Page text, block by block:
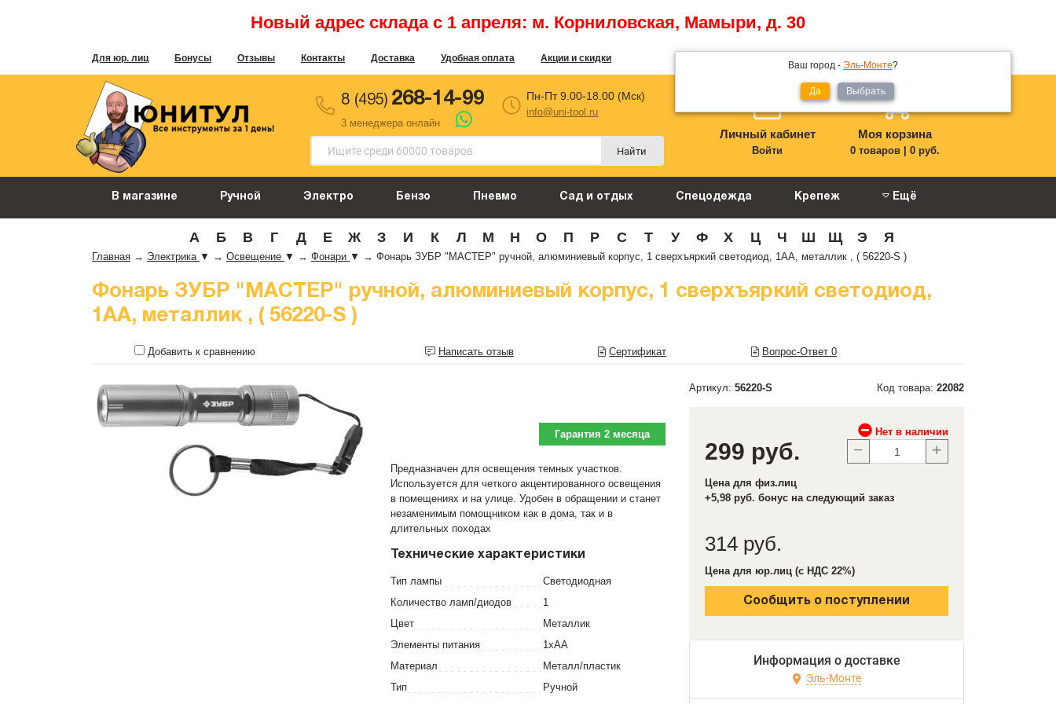
Новый адрес склада с 1 апреля: м. Корниловская, Мамыри, д. 30
Для юр. лиц Бонусы Отзывы Контакты Доставка Удобная оплата Акции и скидки
Ваш город - Эль-Монте?
Да Выбрать
8 (495) 268-14-99
3 менеджера онлайн
Пн-Пт 9.00-18.00 (Мск)
info@uni-tool.ru
Найти
Личный кабинет
Войти
Моя корзина
0 товаров| 0 руб.
В магазине Ручной Электро Бензо Пневмо Сад и отдых Спецодежда Крепеж Ещё
А Б В Г Д Е Ж З И К Л М Н О П Р С Т У Ф Х Ц Ч Ш Щ Э Я
Главная → Электрика ▼ → Освещение ▼ → Фонари ▼ → Фонарь ЗУБР "МАСТЕР" ручной, алюминиевый корпус, 1 сверхъяркий светодиод, 1АА, металлик , ( 56220-S )
Фонарь ЗУБР "МАСТЕР" ручной, алюминиевый корпус, 1 сверхъяркий светодиод,
1АА, металлик , ( 56220-S )
Добавить к сравнению Написать отзыв Сертификат Вопрос-Ответ0
Артикул: 56220-S Код товара: 22082
Гарантия 2 месяца
Предназначен для освещения темных участков.
Используется для четкого акцентированного освещения
в помещениях и на улице. Удобен в обращении и станет
незаменимым помощником как в дома, так и в
длительных походах
Технические характеристики
Тип лампы
Светодиодная
Количество ламп/диодов
1
Цвет
Металлик
Элементы питания
1хАА
Материал
Металл/пластик
Тип
Ручной
Нет в наличии
299 руб.
Цена для физ.лиц
+5,98 руб. бонус на следующий заказ
314 руб.
Цена для юр.лиц (с НДС 22%)
Сообщить о поступлении
Информация о доставке
Эль-Монте